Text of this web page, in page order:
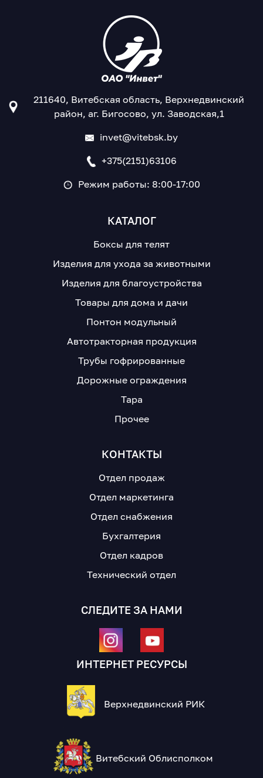
211640, Витебская область, Верхнедвинский
район, аг. Бигосово, ул. Заводская,1
invet@vitebsk.by
+375(2151)63106
Режим работы: 8:00-17:00
КАТАЛОГ
Боксы для телят
Изделия для ухода за животными
Изделия для благоустройства
Товары для дома и дачи
Понтон модульный
Автотракторная продукция
Трубы гофрированные
Дорожные ограждения
Тара
Прочее
КОНТАКТЫ
Отдел продаж
Отдел маркетинга
Отдел снабжения
Бухгалтерия
Отдел кадров
Технический отдел
СЛЕДИТЕ ЗА НАМИ
ИНТЕРНЕТ РЕСУРСЫ
Верхнедвинский РИК
Витебский Облисполком